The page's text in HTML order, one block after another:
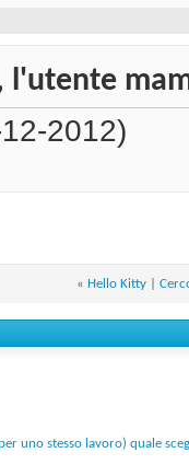
l'utente
2012)
« Hello Kitty
uno stesso lavoro) quale